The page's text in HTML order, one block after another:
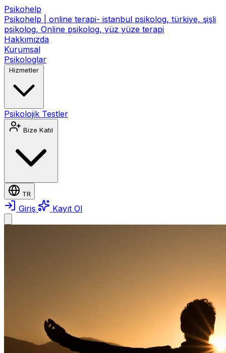
Psikohelp
Psikohelp | online terapi- istanbul psikolog, türkiye, şişli
psikolog, Online psikolog, yüz yüze terapi
Hakkımızda
Kurumsal
Psikologlar
Hizmetler
Psikolojik Testler
Bize Katıl
TR
Giriş Kayıt Ol